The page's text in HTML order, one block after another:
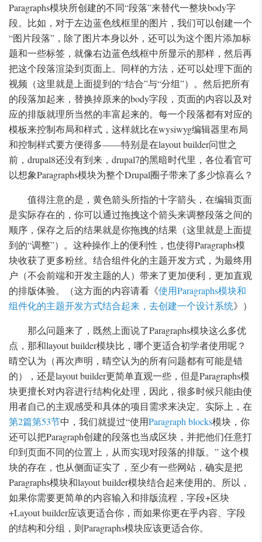
Paragraphs模块所创建的不同“段落”来替代一整块body字
段。比如，对于左边蓝色线框里的图片，我们可以创建一个
“图片段落”，除了图片本身以外，还可以为这个图片添加标
题和一些标签，就像右边蓝色线框中所显示的那样，然后再
把这个段落渲染到页面上。同样的方法，还可以处理下面的
视频（这里就是上面提到的“结合”与“分组”）。然后把所有
的段落加起来，替换掉原来的body字段，页面的内容以及对
应的排版就理所当然的丰富起来的。每一个段落都有对应的
模板来控制布局和样式，这样就比在wysiwyg编辑器里布局
和控制样式要方便得多——特别是在layout builder问世之
前，drupal8还没有到来，drupal7的黑暗时代里，各位看官可
以想象Paragraphs模块为整个Drupal圈子带来了多少惊喜么？
值得注意的是，黄色箭头所指的十字箭头，在编辑页面
是实际存在的，你可以通过拖拽这个箭头来调整段落之间的
顺序，保存之后的结果就是你拖拽的结果（这里就是上面提
到的“调整”）。这种操作上的便利性，也使得Paragraphs模
块收获了更多粉丝。结合组件化的主题开发方式，为最终用
户（不会前端和开发主题的人）带来了更加便利，更加直观
的排版体验。（这方面的内容请看《使用Paragraphs模块和
组件化的主题开发方式结合起来，去创建一个设计系统》）
那么问题来了，既然上面说了Paragraphs模块这么多优
点，那和layout builder模块比，哪个更适合初学者使用呢？
晴空认为（再次声明，晴空认为的所有问题都有可能是错
的），还是layout builder更简单直观一些，但是Paragraphs模
块更擅长对内容进行结构化处理，因此，很多时候只能由使
用者自己的主观感受和具体的项目需求来决定。实际上，在
第2篇第53节中，我们就提过“使用Paragraph blocks模块，你
还可以把Paragraph创建的段落也当成区块，并把他们任意打
印到页面不同的位置上，从而实现对段落的排版。” 这个模
块的存在，也从侧面证实了，至少有一些网站，确实是把
Paragraphs模块和layout builder模块结合起来使用的。所以，
如果你需要更简单的内容输入和排版流程，字段+区块
+Layout builder应该更适合你，而如果你更在乎内容、字段
的结构和分组，则Paragraphs模块应该更适合你。